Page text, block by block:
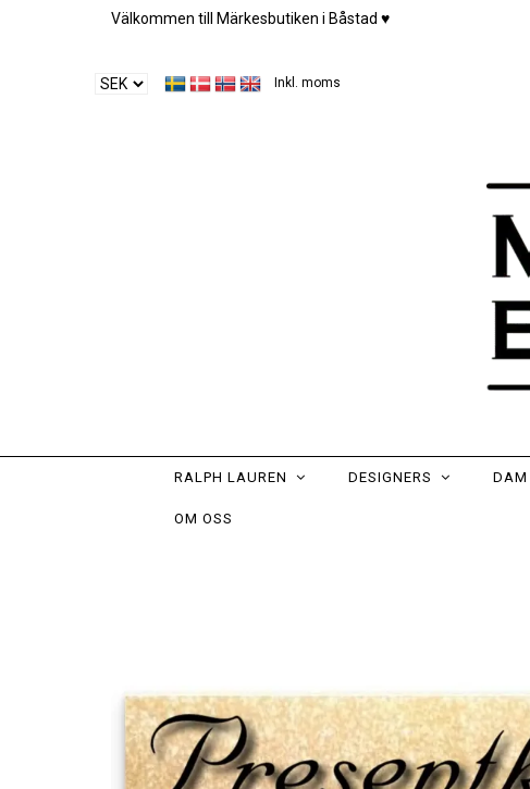
Välkommen till Märkesbutiken i Båstad ♥︎
Inkl. moms
RALPH LAUREN DESIGNERS DAM
OM OSS